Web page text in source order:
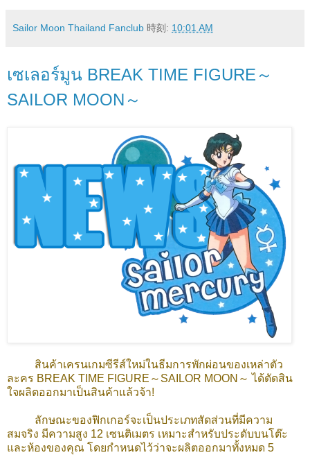
Sailor Moon Thailand Fanclub 時刻: 10:01 AM
เซเลอร์มูน BREAK TIME FIGURE～
SAILOR MOON～
สินค้าเครนเกมซีรีส์ใหม่ในธีมการพักผ่อนของเหล่าตัว
ละคร BREAK TIME FIGURE～SAILOR MOON～ ได้ตัดสิน
ใจผลิตออกมาเป็นสินค้าแล้วจ้า!
ลักษณะของฟิกเกอร์จะเป็นประเภทสัดส่วนที่มีความ
สมจริง มีความสูง 12 เซนติเมตร เหมาะสำหรับประดับบนโต๊ะ
และห้องของคุณ โดยกำหนดไว้ว่าจะผลิตออกมาทั้งหมด 5